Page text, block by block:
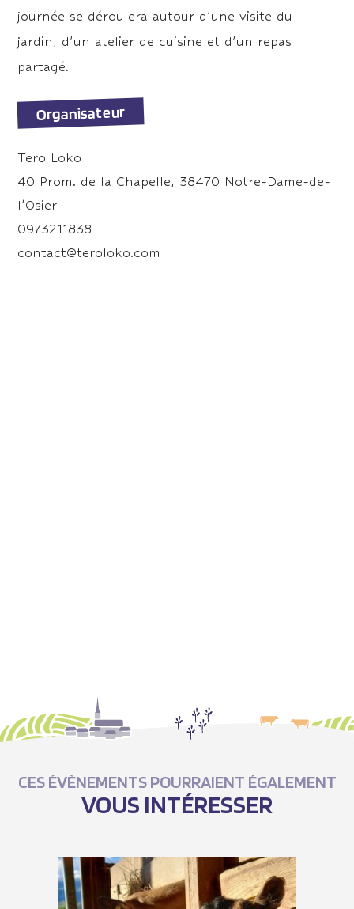
journée se déroulera autour d’une visite du
jardin, d’un atelier de cuisine et d’un repas
partagé.
Organisateur
Tero Loko
40 Prom. de la Chapelle, 38470 Notre-Dame-de-
l’Osier
0973211838
contact@teroloko.com
CES ÉVÈNEMENTS POURRAIENT ÉGALEMENT
VOUS INTÉRESSER